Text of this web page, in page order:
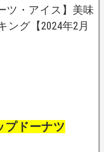
ツ・アイス】美味
ング【2024年2月
プドーナツ